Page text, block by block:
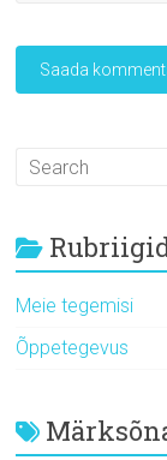
Meie tegemisi
Õppetegevus